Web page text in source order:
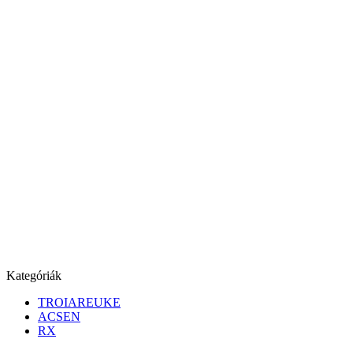
Kategóriák
TROIAREUKE
ACSEN
RX